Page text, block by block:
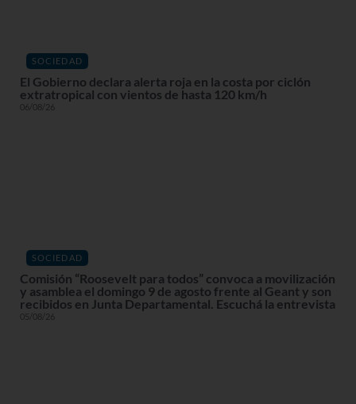
SOCIEDAD
El Gobierno declara alerta roja en la costa por ciclón
extratropical con vientos de hasta 120 km/h
06/08/26
SOCIEDAD
Comisión “Roosevelt para todos” convoca a movilización
y asamblea el domingo 9 de agosto frente al Geant y son
recibidos en Junta Departamental. Escuchá la entrevista
05/08/26